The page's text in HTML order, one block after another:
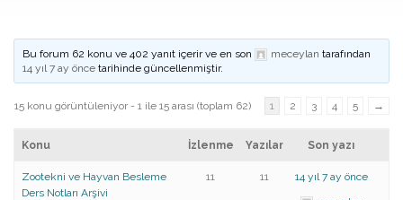
Bu forum 62 konu ve 402 yanıt içerir ve en son meceylan tarafından
14 yıl 7 ay önce tarihinde güncellenmiştir.
15 konu görüntüleniyor - 1 ile 15 arası (toplam 62) 1 2 3 4 5 →
Konu İzlenme Yazılar Son yazı
Zootekni ve Hayvan Besleme
Ders Notları Arşivi
11 11 14 yıl 7 ay önce